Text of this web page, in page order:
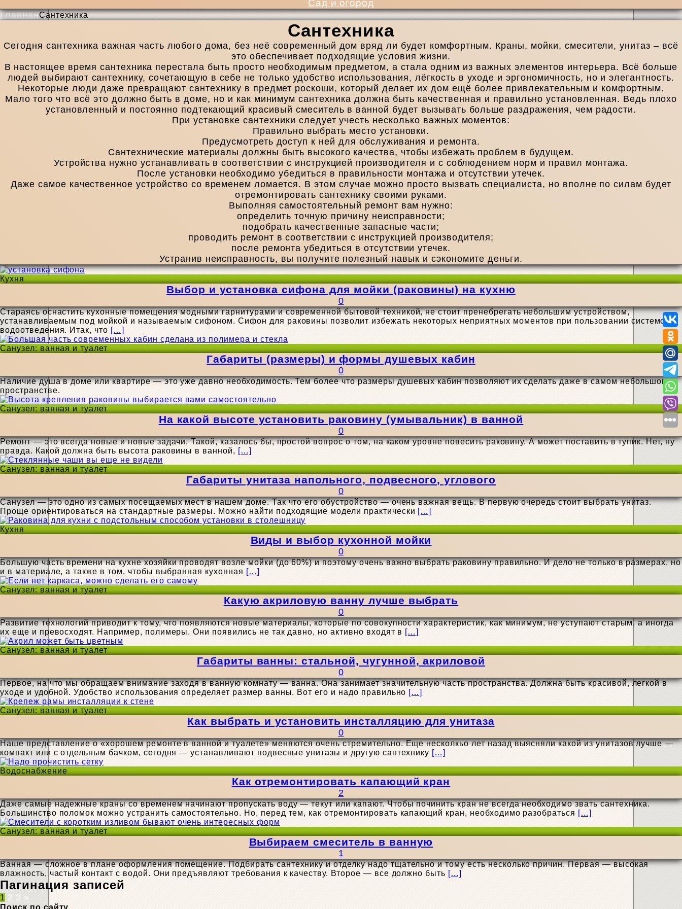
Сад и огород
ГлавнаяСантехника
Сантехника
Сегодня сантехника важная часть любого дома, без неё современный дом вряд ли будет комфортным. Краны, мойки, смесители, унитаз – всё
это обеспечивает подходящие условия жизни.
В настоящее время сантехника перестала быть просто необходимым предметом, а стала одним из важных элементов интерьера. Всё больше
людей выбирают сантехнику, сочетающую в себе не только удобство использования, лёгкость в уходе и эргономичность, но и элегантность.
Некоторые люди даже превращают сантехнику в предмет роскоши, который делает их дом ещё более привлекательным и комфортным.
Мало того что всё это должно быть в доме, но и как минимум сантехника должна быть качественная и правильно установленная. Ведь плохо
установленный и постоянно подтекающий красивый смеситель в ванной будет вызывать больше раздражения, чем радости.
При установке сантехники следует учесть несколько важных моментов:
Правильно выбрать место установки.
Предусмотреть доступ к ней для обслуживания и ремонта.
Сантехнические материалы должны быть высокого качества, чтобы избежать проблем в будущем.
Устройства нужно устанавливать в соответствии с инструкцией производителя и с соблюдением норм и правил монтажа.
После установки необходимо убедиться в правильности монтажа и отсутствии утечек.
Даже самое качественное устройство со временем ломается. В этом случае можно просто вызвать специалиста, но вполне по силам будет
отремонтировать сантехнику своими руками.
Выполняя самостоятельный ремонт вам нужно:
определить точную причину неисправности;
подобрать качественные запасные части;
проводить ремонт в соответствии с инструкцией производителя;
после ремонта убедиться в отсутствии утечек.
Устранив неисправность, вы получите полезный навык и сэкономите деньги.
Кухня
Выбор и установка сифона для мойки (раковины) на кухню
0
Стараясь оснастить кухонные помещения модными гарнитурами и современной бытовой техникой, не стоит пренебрегать небольшим устройством,
устанавливаемым под мойкой и называемым сифоном. Сифон для раковины позволит избежать некоторых неприятных моментов при пользовании системой
водоотведения. Итак, что […]
Санузел: ванная и туалет
Габариты (размеры) и формы душевых кабин
0
Наличие душа в доме или квартире — это уже давно необходимость. Тем более что размеры душевых кабин позволяют их сделать даже в самом небольшом
пространстве.
Санузел: ванная и туалет
На какой высоте установить раковину (умывальник) в ванной
0
Ремонт — это всегда новые и новые задачи. Такой, казалось бы, простой вопрос о том, на каком уровне повесить раковину. А может поставить в тупик. Нет, ну
правда. Какой должна быть высота раковины в ванной, […]
Санузел: ванная и туалет
Габариты унитаза напольного, подвесного, углового
0
Санузел — это одно из самых посещаемых мест в нашем доме. Так что его обустройство — очень важная вещь. В первую очередь стоит выбрать унитаз.
Проще ориентироваться на стандартные размеры. Можно найти подходящие модели практически […]
Кухня
Виды и выбор кухонной мойки
0
Большую часть времени на кухне хозяйки проводят возле мойки (до 60%) и поэтому очень важно выбрать раковину правильно. И дело не только в размерах, но
и в материале, а также в том, чтобы выбранная кухонная […]
Санузел: ванная и туалет
Какую акриловую ванну лучше выбрать
0
Развитие технологий приводит к тому, что появляются новые материалы, которые по совокупности характеристик, как минимум, не уступают старым, а иногда
их еще и превосходят. Например, полимеры. Они появились не так давно, но активно входят в […]
Санузел: ванная и туалет
Габариты ванны: стальной, чугунной, акриловой
0
Первое, на что мы обращаем внимание заходя в ванную комнату — ванна. Она занимает значительную часть пространства. Должна быть красивой, легкой в
уходе и удобной. Удобство использования определяет размер ванны. Вот его и надо правильно […]
Санузел: ванная и туалет
Как выбрать и установить инсталляцию для унитаза
0
Наше представление о «хорошем ремонте в ванной и туалете» меняются очень стремительно. Еще несколкьо лет назад выясняли какой из унитазов лучше —
компакт или с отдельным бачком, сегодня — устанавливают подвесные унитазы и другую сантехнику […]
Водоснабжение
Как отремонтировать капающий кран
2
Даже самые надежные краны со временем начинают пропускать воду — текут или капают. Чтобы починить кран не всегда необходимо звать сантехника.
Большинство поломок можно устранить самостоятельно. Но, перед тем, как отремонтировать капающий кран, необходимо разобраться […]
Санузел: ванная и туалет
Выбираем смеситель в ванную
1
Ванная — сложное в плане оформления помещение. Подбирать сантехнику и отделку надо тщательно и тому есть несколько причин. Первая — высокая
влажность, частый контакт с водой. Они предъявляют требования к качеству. Второе — все должно быть […]
Пагинация записей
1 2 3 »
Поиск по сайту